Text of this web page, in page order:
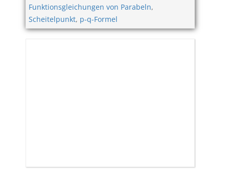
Funktionsgleichungen von Parabeln,
Scheitelpunkt, p-q-Formel